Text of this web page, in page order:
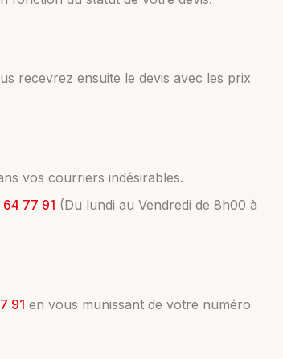
recevrez ensuite le devis avec les prix
vos courriers indésirables.
77 91 (Du lundi au Vendredi de 8h00 à
91 en vous munissant de votre numéro